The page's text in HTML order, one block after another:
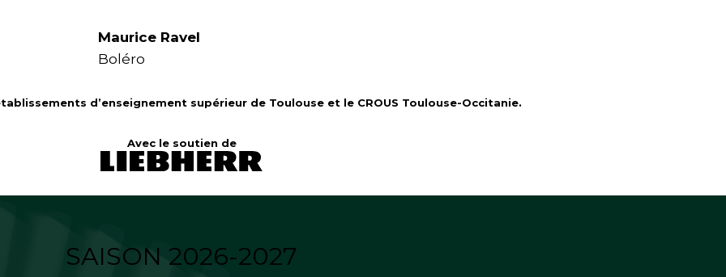
Maurice Ravel
Boléro
d’enseignement supérieur de Toulouse et le CROUS Toulouse-Occitanie.
Avec le soutien de
SAISON 2026-2027